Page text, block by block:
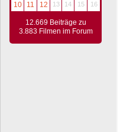
10
11 12 13 14 15 16
12.669 Beiträge zu
3.883 Filmen im Forum